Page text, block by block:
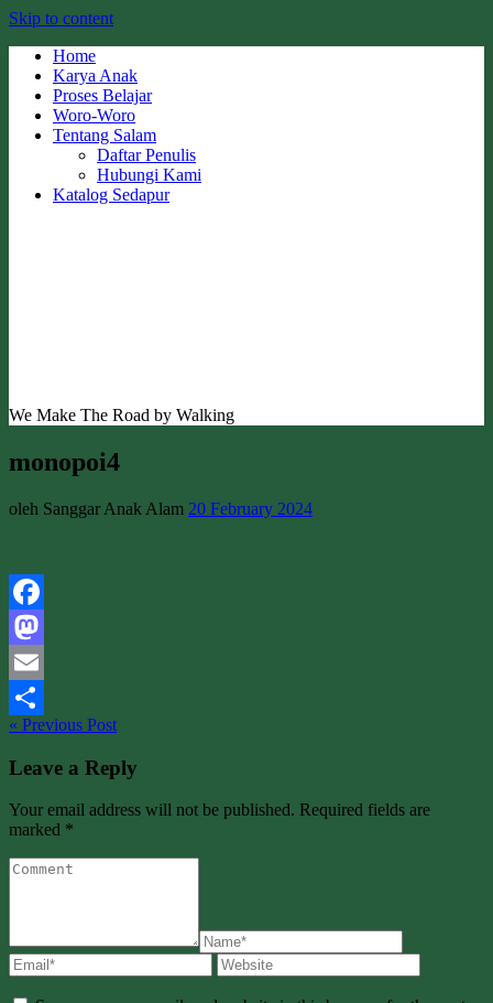
Skip to content
Home
Karya Anak
Proses Belajar
Woro-Woro
Tentang Salam
Daftar Penulis
Hubungi Kami
Katalog Sedapur
We Make The Road by Walking
monopoi4
oleh Sanggar Anak Alam 20 February 2024
Facebook
Mastodon
Email
Share
« Previous Post
Leave a Reply
Your email address will not be published. Required fields are
marked *